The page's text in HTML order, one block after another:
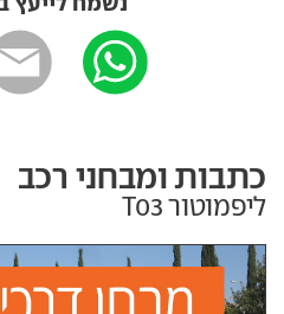
כתבות ומבחני רכב
ליפמוטור T03